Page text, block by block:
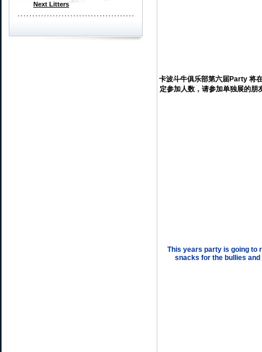
Next Litters
卡波斗牛俱乐部第六届Party 将
定参加人数，请参加单独展的朋
This years party is going to
snacks for the bullies